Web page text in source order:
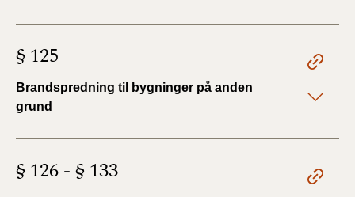
§ 125
Brandspredning til bygninger på anden
grund
§ 126 - § 133